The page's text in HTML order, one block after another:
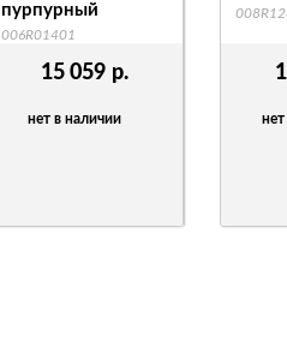
15 059 р.
нет в наличии
пурпурный
006R01401